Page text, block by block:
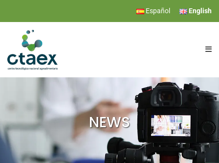
Español English
RESEARCH
SERVICES
NEWS